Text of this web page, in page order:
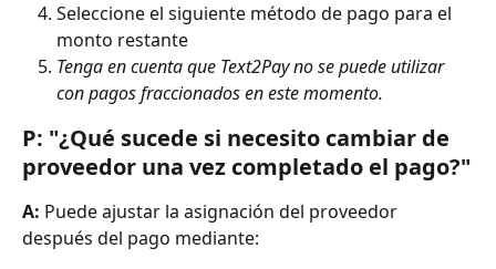
Seleccione el siguiente método de pago para el
monto restante
Tenga en cuenta que Text2Pay no se puede utilizar
con pagos fraccionados en este momento.
P: "¿Qué sucede si necesito cambiar de
proveedor una vez completado el pago?"
A: Puede ajustar la asignación del proveedor
después del pago mediante: